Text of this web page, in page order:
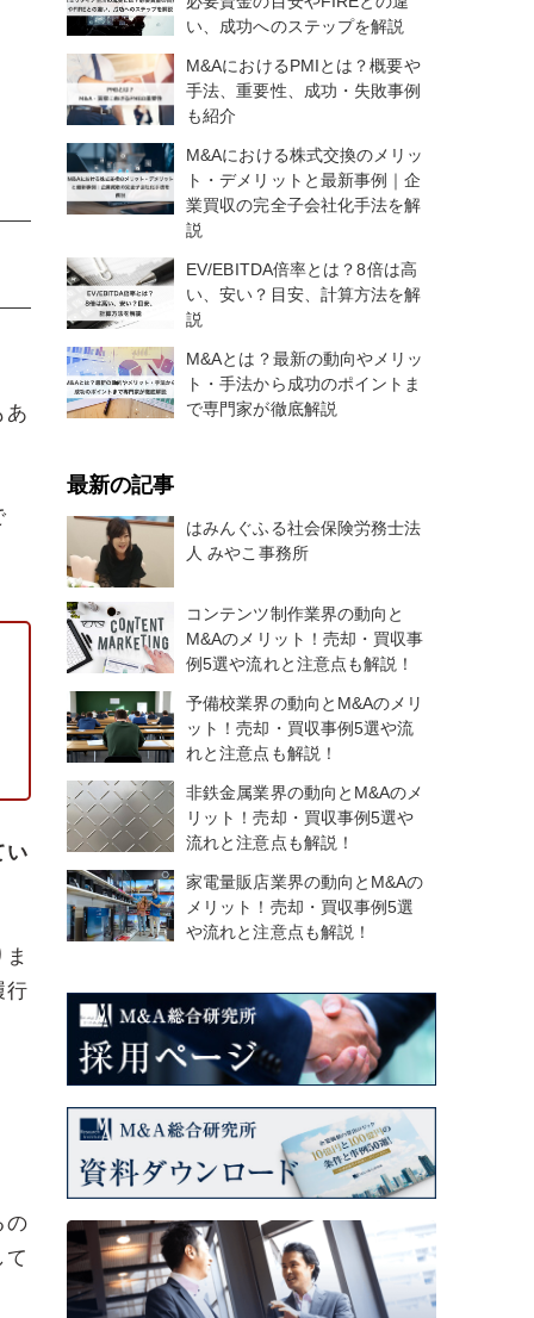
あ
い
行
の
て
い、成功へのステップを解説
M&AにおけるPMIとは？概要や
手法、重要性、成功・失敗事例
も紹介
M&Aにおける株式交換のメリッ
ト・デメリットと最新事例｜企
業買収の完全子会社化手法を解
説
EV/EBITDA倍率とは？8倍は高
い、安い？目安、計算方法を解
説
M&Aとは？最新の動向やメリッ
ト・手法から成功のポイントま
で専門家が徹底解説
最新の記事
はみんぐふる社会保険労務士法
人 みやこ事務所
コンテンツ制作業界の動向と
M&Aのメリット！売却・買収事
例5選や流れと注意点も解説！
予備校業界の動向とM&Aのメリ
ット！売却・買収事例5選や流
れと注意点も解説！
非鉄金属業界の動向とM&Aのメ
リット！売却・買収事例5選や
流れと注意点も解説！
家電量販店業界の動向とM&Aの
メリット！売却・買収事例5選
や流れと注意点も解説！